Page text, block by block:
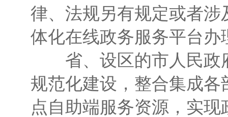
律、法规另有规定或者
体化在线政务服务平台
省、设区的市人民政
规范化建设，整合集成
点自助端服务资源，实